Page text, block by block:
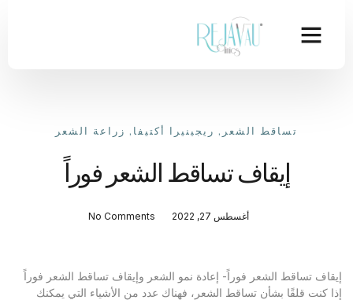
تساقط الشعر , ريجينيرا أكتيفا , زراعة الشعر
إيقاف تساقط الشعر فوراً
أغسطس 27, 2022 No Comments
إيقاف تساقط الشعر فوراً- إعادة نمو الشعر وإيقاف تساقط الشعر فوراً
إذا كنت قلقًا بشأن تساقط الشعر، فهناك عدد من الأشياء التي يمكنك